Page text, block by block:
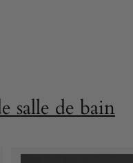
salle de bain